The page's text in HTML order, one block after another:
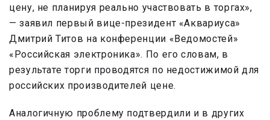
цену, не планируя реально участвовать в торгах»,
— заявил первый вице-президент «Аквариуса»
Дмитрий Титов на конференции «Ведомостей»
«Российская электроника». По его словам, в
результате торги проводятся по недостижимой для
российских производителей цене.
Аналогичную проблему подтвердили и в других